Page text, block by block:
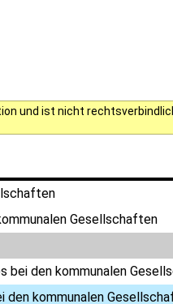
und ist nicht
Gesellschaften
bei den kommunalen
kommunalen